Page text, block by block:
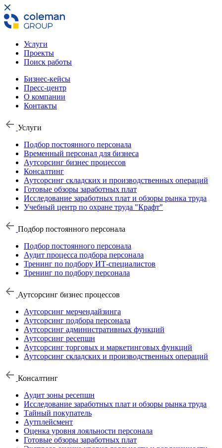
Услуги
Проекты
Поиск работы
Бизнес-кейсы
Пресс-центр
О компании
Контакты
Услуги
Подбор постоянного персонала
Временный персонал для бизнеса
Аутсорсинг бизнес процессов
Консалтинг
Аутсорсинг складских и производственных операций
Готовые обзоры заработных плат
Исследование заработных плат и обзоры рынка труда
Учебный центр по охране труда "Крафт"
Подбор постоянного персонала
Подбор постоянного персонала
Аудит процесса подбора персонала
Тренинг по подбору ИТ-специалистов
Тренинг по подбору персонала
Аутсорсинг бизнес процессов
Аутсорсинг мерчендайзинга
Аутсорсинг подбора персонала
Аутсорсинг административных функций
Аутсорсинг ресепшн
Аутсорсинг торговых и маркетинговых функций
Аутсорсинг складских и производственных операций
Консалтинг
Аудит зоны ресепшн
Исследование заработных плат и обзоры рынка труда
Тайный покупатель
Аутплейсмент
Оценка уровня лояльности персонала
Готовые обзоры заработных плат